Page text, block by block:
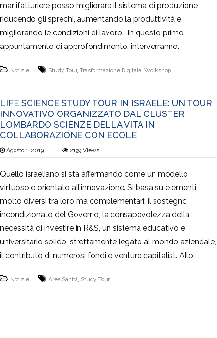
manifatturiere posso migliorare il sistema di produzione
riducendo gli sprechi, aumentando la produttività e
migliorando le condizioni di lavoro. In questo primo
appuntamento di approfondimento, interverranno.
Notizie Study Tour, Trasformazione Digitale Workshop
LIFE SCIENCE STUDY TOUR IN ISRAELE: UN TOUR
INNOVATIVO ORGANIZZATO DAL CLUSTER
LOMBARDO SCIENZE DELLA VITA IN
COLLABORAZIONE CON ECOLE
Agosto 1, 2019 2199 Views
Quello israeliano si sta affermando come un modello
virtuoso e orientato all’innovazione. Si basa su elementi
molto diversi tra loro ma complementari: il sostegno
incondizionato del Governo, la consapevolezza della
necessità di investire in R&S, un sistema educativo e
universitario solido, strettamente legato al mondo aziendale,
il contributo di numerosi fondi e venture capitalist. Allo.
Notizie Area Sanità Study Tour